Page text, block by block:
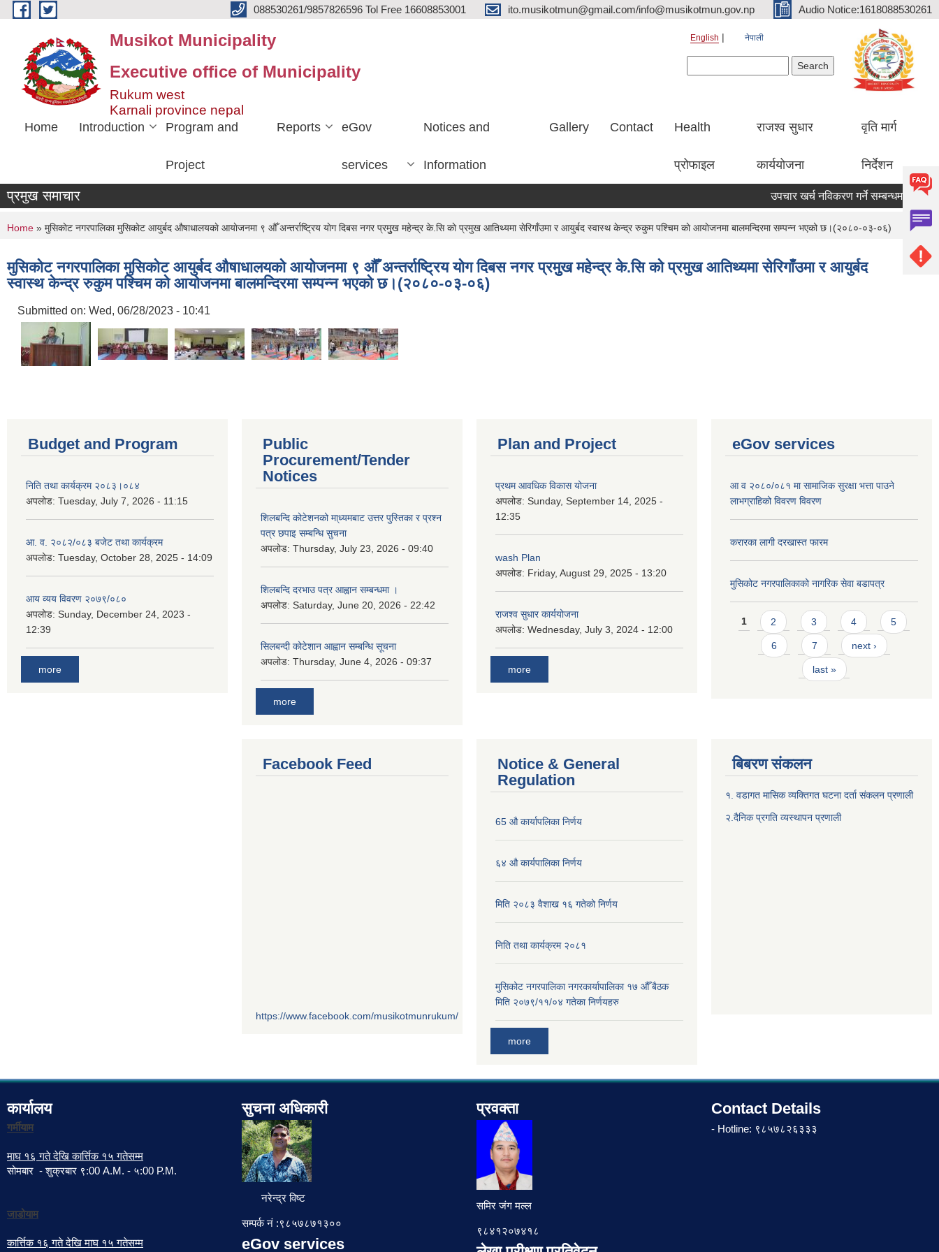
Skip to main content 088530261/9857826596 Tol Free 16608853001 ito.musikotmun@gmail.com/info@musikotmun.gov.np Audio Notice:1618088530261
Musikot Municipality
Executive office of Municipality
Rukum west
Karnali province nepal
English नेपाली
Home Introduction Program and
Project
Reports eGov
services
Notices and
Information
Gallery Contact Health
प्रोफाइल
राजश्व सुधार
कार्ययोजना
वृति मार्ग
निर्देशन
प्रमुख समाचार उपचार खर्च नविकरण गर्ने सम्बन्धमा
You are here
Home » मुसिकाेट नगरपालिका मुसिकाेट आयुर्बद औषाधालयकाे आयाेजनमा ९ औँ अन्तर्राष्ट्रिय याेग दिबस नगर प्रमुुख महेन्द्र के.सि काे प्रमुख आतिथ्यमा सेरिगाँउमा र आयुर्बद स्वास्थ केन्द्र रुकुम पश्चिम काे आयाेजनमा बालमन्दिरमा सम्पन्न भएको छ।(२०८०-०३-०६)
मुसिकाेट नगरपालिका मुसिकाेट आयुर्बद औषाधालयकाे आयाेजनमा ९ औँ अन्तर्राष्ट्रिय याेग दिबस नगर प्रमुुख महेन्द्र के.सि काे प्रमुख आतिथ्यमा सेरिगाँउमा र आयुर्बद
स्वास्थ केन्द्र रुकुम पश्चिम काे आयाेजनमा बालमन्दिरमा सम्पन्न भएको छ।(२०८०-०३-०६)
Submitted on: Wed, 06/28/2023 - 10:41
Budget and Program
निति तथा कार्यक्रम २०८३।०८४
अपलोड: Tuesday, July 7, 2026 - 11:15
आ. व. २०८२/०८३ बजेट तथा कार्यक्रम
अपलोड: Tuesday, October 28, 2025 - 14:09
आय व्यय विवरण २०७९/०८०
अपलोड: Sunday, December 24, 2023 -
12:39
more
Public
Procurement/Tender
Notices
शिलबन्दि कोटेशनको मा्ध्यमबाट उत्तर पुस्तिका र प्रश्न
पत्र छपाइ सम्बन्धि सुचना
अपलोड: Thursday, July 23, 2026 - 09:40
शिलबन्दि दरभाउ पत्र आह्वान सम्बन्धमा ।
अपलोड: Saturday, June 20, 2026 - 22:42
सिलबन्दी कोटेशान आह्वान सम्बन्धि सूचना
अपलोड: Thursday, June 4, 2026 - 09:37
more
Plan and Project
प्रथम आवधिक विकास योजना
अपलोड: Sunday, September 14, 2025 -
12:35
wash Plan
अपलोड: Friday, August 29, 2025 - 13:20
राजश्व सुधार कार्ययोजना
अपलोड: Wednesday, July 3, 2024 - 12:00
more
eGov services
आ व २०८०/०८१ मा सामाजिक सुरक्षा भत्ता पाउने
लाभग्राहिको विवरण विवरण
करारका लागी दरखास्त फारम
मुसिकोट नगरपालिकाको नागरिक सेवा बडापत्र
Pages
1 2 3 4 5
6 7 next ›
last »
Facebook Feed
https://www.facebook.com/musikotmunrukum/
Notice & General
Regulation
65 औ कार्यापलिका निर्णय
६४ औ कार्यपालिका निर्णय
मिति २०८३ वैशाख १६ गतेको निर्णय
निति तथा कार्यक्रम २०८१
मुसिकोट नगरपालिका नगरकार्यापालिका १७ औँ बैठक
मिति २०७९/११/०४ गतेका निर्णयहरु
more
बिबरण संकलन
१. वडागत मासिक व्यक्तिगत घटना दर्ता संकलन प्रणाली
२.दैनिक प्रगति व्यस्थापन प्रणाली
कार्यालय
गर्मीयाम
माघ १६ गते देखि कार्त्तिक १५ गतेसम्म
सोमबार - शुक्रबार ९:00 A.M. - ५:00 P.M.
जाडोयाम
कार्त्तिक १६ गते देखि माघ १५ गतेसम्म
सुचना अधिकारी
नरेन्द्र विष्ट
सम्पर्क नं :९८५७८७१३००
eGov services
प्रवक्ता
समिर जंग मल्ल
९८४१२०७४१८
Contact Details
- Hotline: ९८५७८२६३३३